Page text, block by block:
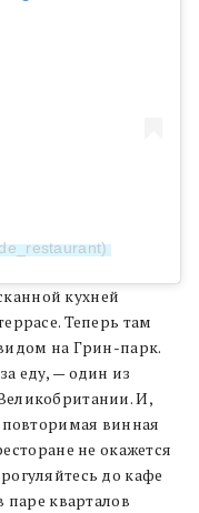
кухней
Теперь там
на Грин-парк.
еду, — один из
И,
винная
не окажется
до кафе
паре кварталов